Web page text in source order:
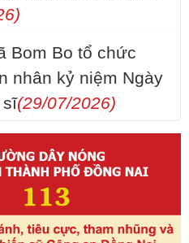
Bom Bo tổ chức
nhân kỷ niệm Ngày
sĩ(29/07/2026)